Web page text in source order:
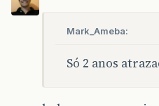
Mark_Ameba:
Só 2 anos